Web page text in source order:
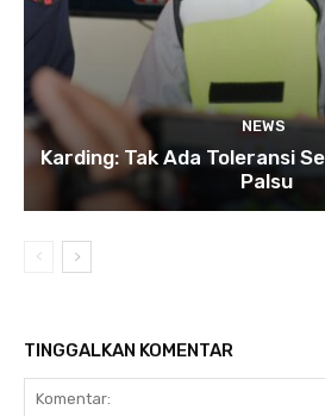
NEWS
Karding: Tak Ada Toleransi
Palsu
TINGGALKAN KOMENTAR